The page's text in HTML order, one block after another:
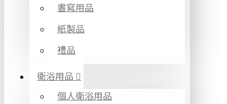
書寫用品
紙製品
禮品
衛浴用品
個人衛浴用品